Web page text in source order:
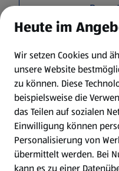
Heute im
Wir setzen Cookies und
unsere Website
zu können. Diese
beispielsweise die
das Teilen auf sozialen
Einwilligung können
Personalisierung von
übermittelt werden. Bei